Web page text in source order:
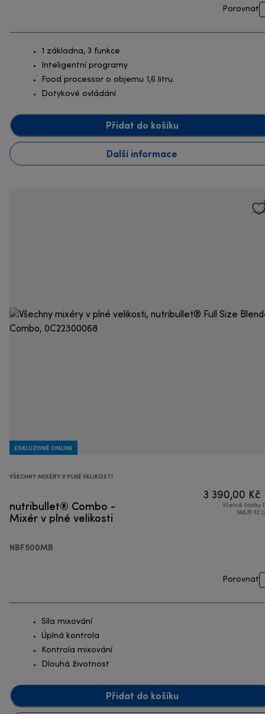
Porovnat
1 základna, 3 funkce
Inteligentní programy
Food processor o objemu 1,6 litru.
Dotykové ovládání
Přidat do košíku
Další informace
EXKLUZIVNĚ ONLINE
VŠECHNY MIXÉRY V PLNÉ VELIKOSTI
nutribullet® Combo -
Mixér v plné velikosti
NBF500MB
3 390,00 Kč
Včetně částky
588,35 Kč
Porovnat
Síla mixování
Úplná kontrola
Kontrola mixování
Dlouhá životnost
Přidat do košíku